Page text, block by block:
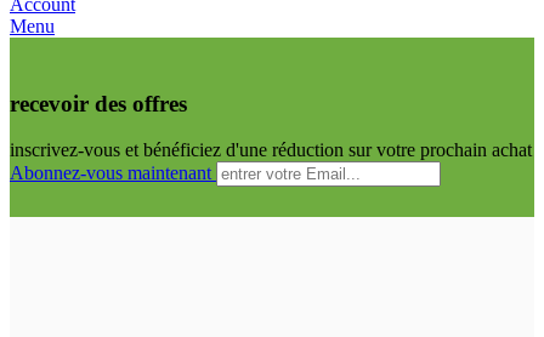
Account
Menu
recevoir des offres
inscrivez-vous et bénéficiez d'une réduction sur votre prochain achat
Abonnez-vous maintenant